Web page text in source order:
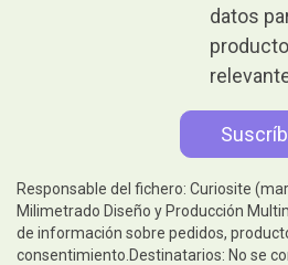
datos
Responsable del fichero: Curiosite
Milimetrado Diseño y Producción
de información sobre pedidos,
consentimiento.Destinatarios: No se